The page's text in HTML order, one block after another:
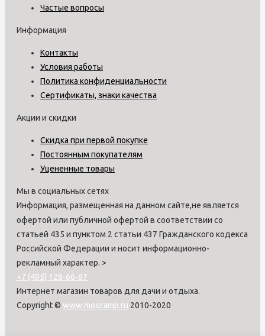
Частые вопросы
Информация
Контакты
Условия работы
Политика конфиденциальности
Сертификаты, знаки качества
Акции и скидки
Скидка при первой покупке
Постоянным покупателям
Уцененные товары
Мы в социальных сетях
Информация, размещенная на данном сайте,не является
офертой или публичной офертой в соответствии со
статьей 435 и пунктом 2 статьи 437 Гражданского кодекса
Российской Федерации и носит информационно-
рекламный характер. >
+7 (495) 128-66-67
Интернет магазин товаров для дачи и отдыха.
Copyright © www.moscamp.ru 2010-2020